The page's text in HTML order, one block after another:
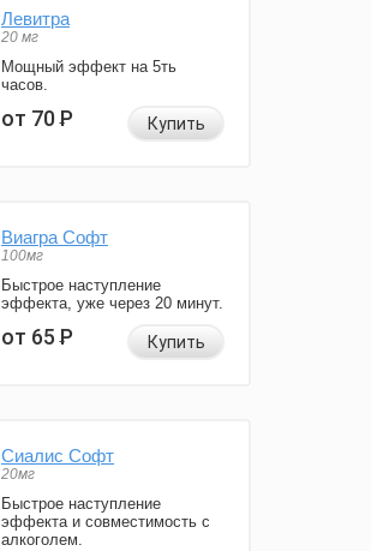
Левитра
20 мг
Мощный эффект на 5ть
часов.
от 70Р Купить
Виагра Софт
100мг
Быстрое наступление
эффекта, уже через 20 минут.
от 65Р Купить
Сиалис Софт
20мг
Быстрое наступление
эффекта и совместимость с
алкоголем.